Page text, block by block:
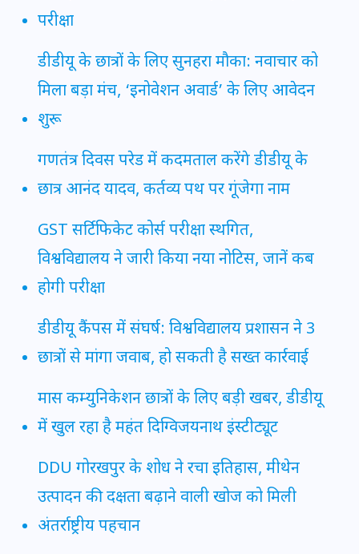
परीक्षा
डीडीयू के छात्रों के लिए सुनहरा मौका: नवाचार को
मिला बड़ा मंच, ‘इनोवेशन अवार्ड’ के लिए आवेदन
शुरू
गणतंत्र दिवस परेड में कदमताल करेंगे डीडीयू के
छात्र आनंद यादव, कर्तव्य पथ पर गूंजेगा नाम
GST सर्टिफिकेट कोर्स परीक्षा स्थगित,
विश्वविद्यालय ने जारी किया नया नोटिस, जानें कब
होगी परीक्षा
डीडीयू कैंपस में संघर्ष: विश्वविद्यालय प्रशासन ने 3
छात्रों से मांगा जवाब, हो सकती है सख्त कार्रवाई
मास कम्युनिकेशन छात्रों के लिए बड़ी खबर, डीडीयू
में खुल रहा है महंत दिग्विजयनाथ इंस्टीट्यूट
DDU गोरखपुर के शोध ने रचा इतिहास, मीथेन
उत्पादन की दक्षता बढ़ाने वाली खोज को मिली
अंतर्राष्ट्रीय पहचान